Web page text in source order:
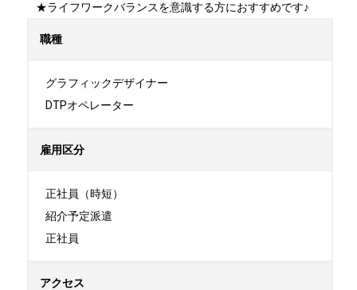
★ライフワークバランスを意識する方におすすめです♪
職種
グラフィックデザイナー
DTPオペレーター
雇用区分
正社員（時短）
紹介予定派遣
正社員
アクセス